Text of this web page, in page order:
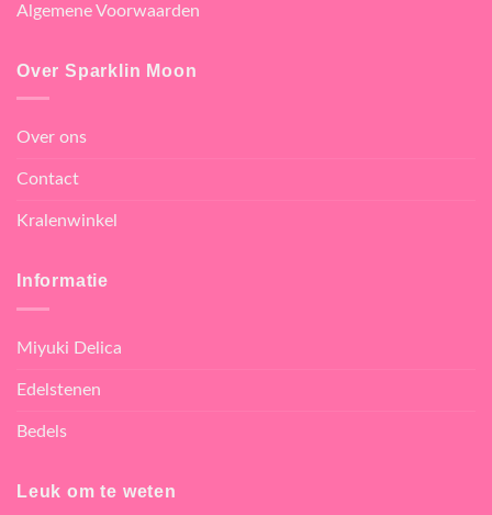
Algemene Voorwaarden
Over Sparklin Moon
Over ons
Contact
Kralenwinkel
Informatie
Miyuki Delica
Edelstenen
Bedels
Leuk om te weten